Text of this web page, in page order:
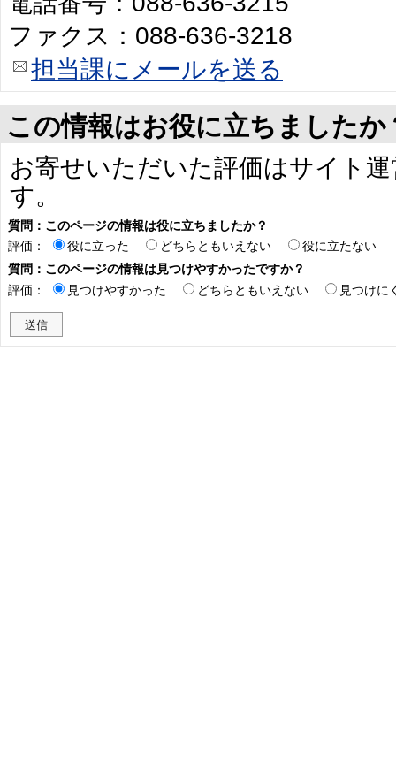
ファクス：088-636-3218
担当課にメールを送る
この情報はお役に立ちましたか
お寄せいただいた評価はサイト
す。
質問：このページの情報は役に立ちましたか？
評価：
役に立った どちらともいえない
役に立たない
質問：このページの情報は見つけやすかったですか？
評価：
見つけやすかった どちらともいえない 見つけに